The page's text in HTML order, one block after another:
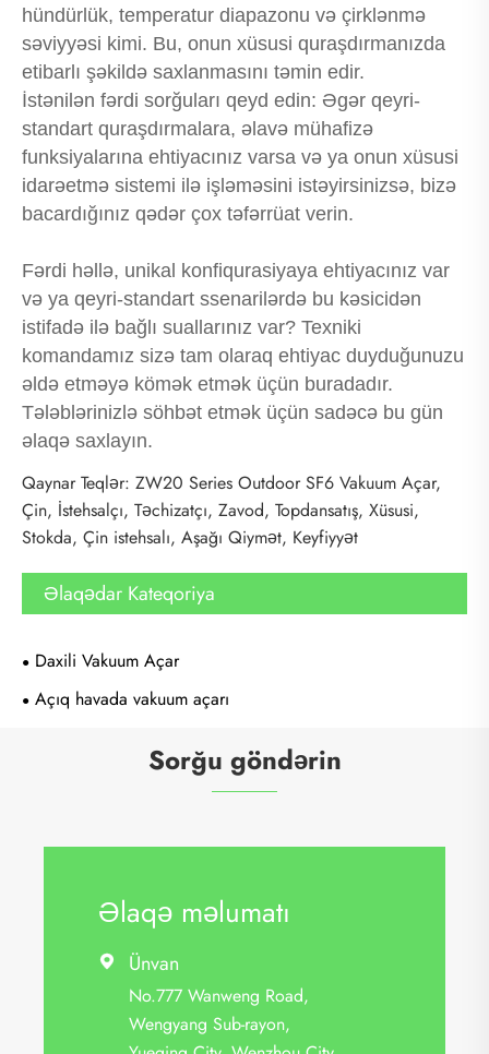
hündürlük, temperatur diapazonu və çirklənmə
səviyyəsi kimi. Bu, onun xüsusi quraşdırmanızda
etibarlı şəkildə saxlanmasını təmin edir.
İstənilən fərdi sorğuları qeyd edin: Əgər qeyri-
standart quraşdırmalara, əlavə mühafizə
funksiyalarına ehtiyacınız varsa və ya onun xüsusi
idarəetmə sistemi ilə işləməsini istəyirsinizsə, bizə
bacardığınız qədər çox təfərrüat verin.
Fərdi həllə, unikal konfiqurasiyaya ehtiyacınız var
və ya qeyri-standart ssenarilərdə bu kəsicidən
istifadə ilə bağlı suallarınız var? Texniki
komandamız sizə tam olaraq ehtiyac duyduğunuzu
əldə etməyə kömək etmək üçün buradadır.
Tələblərinizlə söhbət etmək üçün sadəcə bu gün
əlaqə saxlayın.
Qaynar Teqlər: ZW20 Series Outdoor SF6 Vakuum Açar,
Çin, İstehsalçı, Təchizatçı, Zavod, Topdansatış, Xüsusi,
Stokda, Çin istehsalı, Aşağı Qiymət, Keyfiyyət
Əlaqədar Kateqoriya
Daxili Vakuum Açar
Açıq havada vakuum açarı
Sorğu göndərin
Əlaqə məlumatı
 Ünvan
No.777 Wanweng Road,
Wengyang Sub-rayon,